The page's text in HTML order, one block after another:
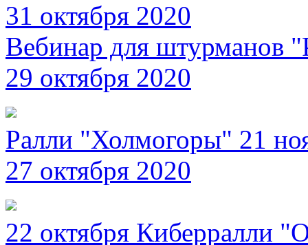
31 октября 2020
Вебинар для штурманов
29 октября 2020
Ралли "Холмогоры" 21
27 октября 2020
22 октября Киберралли